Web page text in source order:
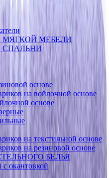
МЕБЕЛИ
СПАЛЬНИ
основе
на войлочной основе
основе
на текстильной основе
на резиновой основе
БЕЛЬЯ
окантовкой